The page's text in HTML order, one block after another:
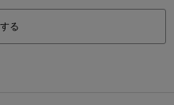
る